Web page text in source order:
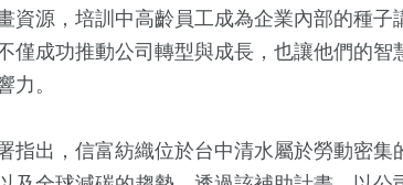
資源，培訓中高齡員工成為企業內部的種
僅成功推動公司轉型與成長，也讓他們的
力。
指出，信富紡織位於台中清水屬於勞動密